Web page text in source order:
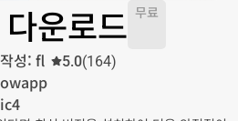
운로드 무료
작성: fl
owapp
ic4
5.0(164)